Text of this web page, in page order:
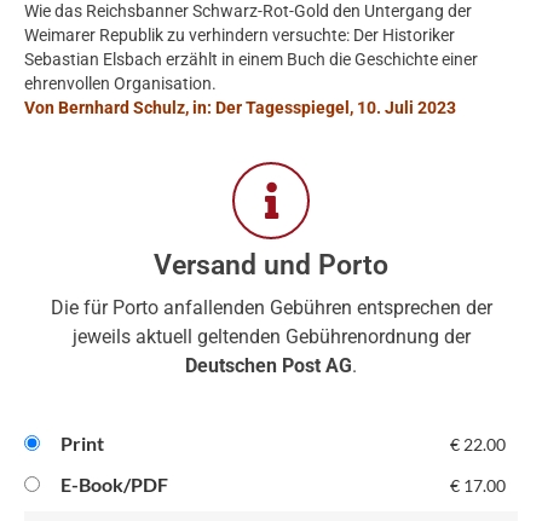
Wie das Reichsbanner Schwarz-Rot-Gold den Untergang der
Weimarer Republik zu verhindern versuchte: Der Historiker
Sebastian Elsbach erzählt in einem Buch die Geschichte einer
ehrenvollen Organisation.
Von Bernhard Schulz, in: Der Tagesspiegel, 10. Juli 2023
Versand und Porto
Die für Porto anfallenden Gebühren entsprechen der
jeweils aktuell geltenden Gebührenordnung der
Deutschen Post AG.
Print € 22.00
E-Book/PDF € 17.00